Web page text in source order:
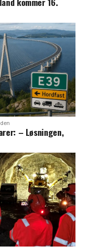
– Løsningen,